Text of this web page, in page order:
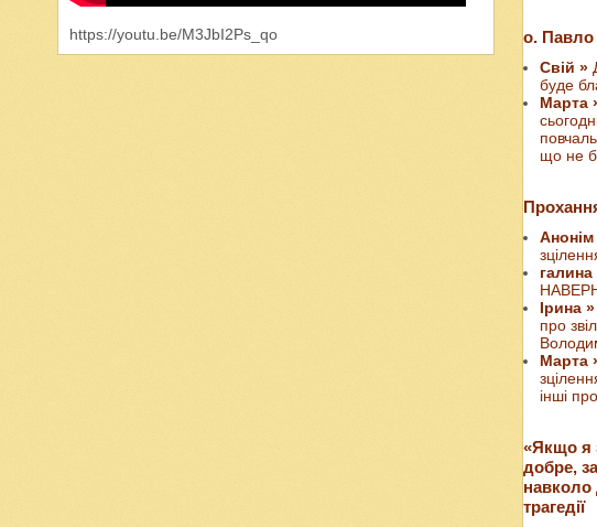
https://youtu.be/M3JbI2Ps_qo о.
Свій »
буде
Марта
що не
Анонім
галина
Ірина »
про
Марта
інші
«Якщо я
добре,
навколо
трагедії